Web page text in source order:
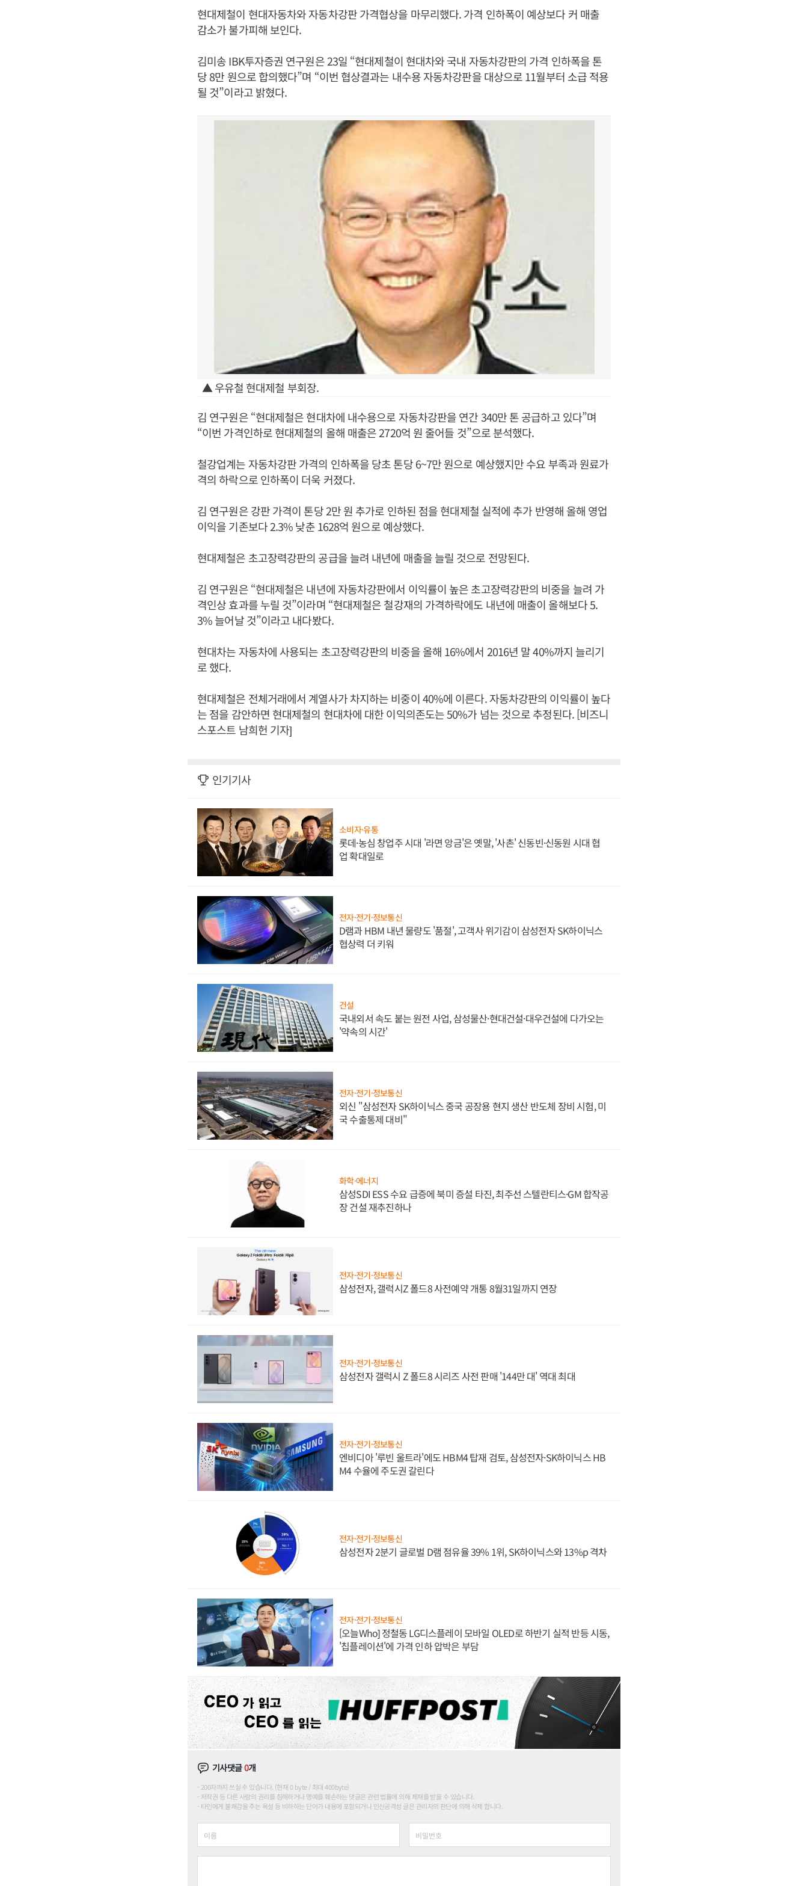
현대제철이 현대자동차와 자동차강판 가격협상을 마무리했다. 가격 인하폭이 예상보다 커 매출
감소가 불가피해 보인다.
김미송 IBK투자증권 연구원은 23일 “현대제철이 현대차와 국내 자동차강판의 가격 인하폭을 톤
당 8만 원으로 합의했다”며 “이번 협상결과는 내수용 자동차강판을 대상으로 11월부터 소급 적용
될 것”이라고 밝혔다.
▲ 우유철 현대제철 부회장.
김 연구원은 “현대제철은 현대차에 내수용으로 자동차강판을 연간 340만 톤 공급하고 있다”며
“이번 가격인하로 현대제철의 올해 매출은 2720억 원 줄어들 것”으로 분석했다.
철강업계는 자동차강판 가격의 인하폭을 당초 톤당 6~7만 원으로 예상했지만 수요 부족과 원료가
격의 하락으로 인하폭이 더욱 커졌다.
김 연구원은 강판 가격이 톤당 2만 원 추가로 인하된 점을 현대제철 실적에 추가 반영해 올해 영업
이익을 기존보다 2.3% 낮춘 1628억 원으로 예상했다.
현대제철은 초고장력강판의 공급을 늘려 내년에 매출을 늘릴 것으로 전망된다.
김 연구원은 “현대제철은 내년에 자동차강판에서 이익률이 높은 초고장력강판의 비중을 늘려 가
격인상 효과를 누릴 것”이라며 “현대제철은 철강재의 가격하락에도 내년에 매출이 올해보다 5.
3% 늘어날 것”이라고 내다봤다.
현대차는 자동차에 사용되는 초고장력강판의 비중을 올해 16%에서 2016년 말 40%까지 늘리기
로 했다.
현대제철은 전체거래에서 계열사가 차지하는 비중이 40%에 이른다. 자동차강판의 이익률이 높다
는 점을 감안하면 현대제철의 현대차에 대한 이익의존도는 50%가 넘는 것으로 추정된다. [비즈니
스포스트 남희헌 기자]
인기기사
소비자·유통
롯데·농심 창업주 시대 '라면 앙금'은 옛말, '사촌' 신동빈·신동원 시대 협
업 확대일로
전자·전기·정보통신
D램과 HBM 내년 물량도 '품절', 고객사 위기감이 삼성전자 SK하이닉스
협상력 더 키워
건설
국내외서 속도 붙는 원전 사업, 삼성물산·현대건설·대우건설에 다가오는
'약속의 시간'
전자·전기·정보통신
외신 "삼성전자 SK하이닉스 중국 공장용 현지 생산 반도체 장비 시험, 미
국 수출통제 대비"
화학·에너지
삼성SDI ESS 수요 급증에 북미 증설 타진, 최주선 스텔란티스·GM 합작공
장 건설 재추진하나
전자·전기·정보통신
삼성전자, 갤럭시Z 폴드8 사전예약 개통 8월31일까지 연장
전자·전기·정보통신
삼성전자 갤럭시 Z 폴드8 시리즈 사전 판매 '144만 대' 역대 최대
전자·전기·정보통신
엔비디아 '루빈 울트라'에도 HBM4 탑재 검토, 삼성전자·SK하이닉스 HB
M4 수율에 주도권 갈린다
전자·전기·정보통신
삼성전자 2분기 글로벌 D램 점유율 39% 1위, SK하이닉스와 13%p 격차
전자·전기·정보통신
[오늘Who] 정철동 LG디스플레이 모바일 OLED로 하반기 실적 반등 시동,
'칩플레이션'에 가격 인하 압박은 부담
기사댓글0개
200자까지 쓰실 수 있습니다. (현재 0 byte / 최대 400byte)
저작권 등 다른 사람의 권리를 침해하거나 명예를 훼손하는 댓글은 관련 법률에 의해 제재를 받을 수 있습니다.
타인에게 불쾌감을 주는 욕설 등 비하하는 단어가 내용에 포함되거나 인신공격성 글은 관리자의 판단에 의해 삭제 합니다.